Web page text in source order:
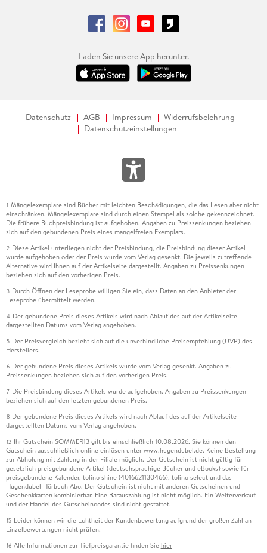
Laden Sie unsere App herunter.
Datenschutz AGB Impressum
Widerrufsbelehrung
Datenschutzeinstellungen
1 Mängelexemplare sind Bücher mit leichten Beschädigungen, die das Lesen aber nicht
einschränken. Mängelexemplare sind durch einen Stempel als solche gekennzeichnet.
Die frühere Buchpreisbindung ist aufgehoben. Angaben zu Preissenkungen beziehen
sich auf den gebundenen Preis eines mangelfreien Exemplars.
2 Diese Artikel unterliegen nicht der Preisbindung, die Preisbindung dieser Artikel
wurde aufgehoben oder der Preis wurde vom Verlag gesenkt. Die jeweils zutreffende
Alternative wird Ihnen auf der Artikelseite dargestellt. Angaben zu Preissenkungen
beziehen sich auf den vorherigen Preis.
3 Durch Öffnen der Leseprobe willigen Sie ein, dass Daten an den Anbieter der
Leseprobe übermittelt werden.
4 Der gebundene Preis dieses Artikels wird nach Ablauf des auf der Artikelseite
dargestellten Datums vom Verlag angehoben.
5 Der Preisvergleich bezieht sich auf die unverbindliche Preisempfehlung (UVP) des
Herstellers.
6 Der gebundene Preis dieses Artikels wurde vom Verlag gesenkt. Angaben zu
Preissenkungen beziehen sich auf den vorherigen Preis.
7 Die Preisbindung dieses Artikels wurde aufgehoben. Angaben zu Preissenkungen
beziehen sich auf den letzten gebundenen Preis.
8 Der gebundene Preis dieses Artikels wird nach Ablauf des auf der Artikelseite
dargestellten Datums vom Verlag angehoben.
12 Ihr Gutschein SOMMER13 gilt bis einschließlich 10.08.2026. Sie können den
Gutschein ausschließlich online einlösen unter www.hugendubel.de. Keine Bestellung
zur Abholung mit Zahlung in der Filiale möglich. Der Gutschein ist nicht gültig für
gesetzlich preisgebundene Artikel (deutschsprachige Bücher und eBooks) sowie für
preisgebundene Kalender, tolino shine (4016621130466), tolino select und das
Hugendubel Hörbuch Abo. Der Gutschein ist nicht mit anderen Gutscheinen und
Geschenkkarten kombinierbar. Eine Barauszahlung ist nicht möglich. Ein Weiterverkauf
und der Handel des Gutscheincodes sind nicht gestattet.
15 Leider können wir die Echtheit der Kundenbewertung aufgrund der großen Zahl an
Einzelbewertungen nicht prüfen.
16 Alle Informationen zur Tiefpreisgarantie finden Sie hier